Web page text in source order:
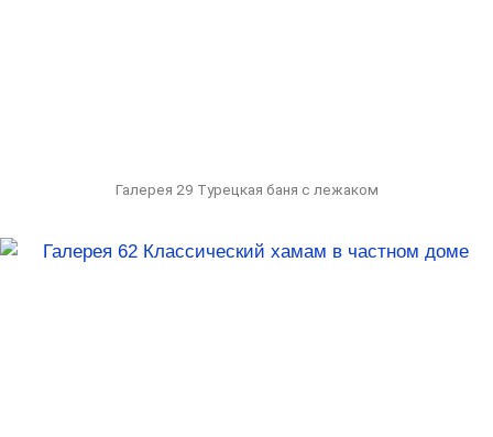
Галерея 29 Турецкая баня с лежаком